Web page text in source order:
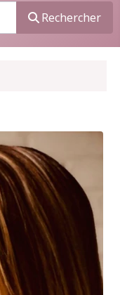
Rechercher